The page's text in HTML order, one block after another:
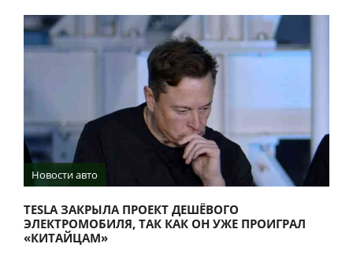
Новости авто
TESLA ЗАКРЫЛА ПРОЕКТ ДЕШЁВОГО
ЭЛЕКТРОМОБИЛЯ, ТАК КАК ОН УЖЕ ПРОИГРАЛ
«КИТАЙЦАМ»